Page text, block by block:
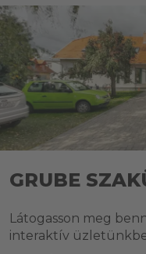
GRUBE
Látogasson meg
interaktív